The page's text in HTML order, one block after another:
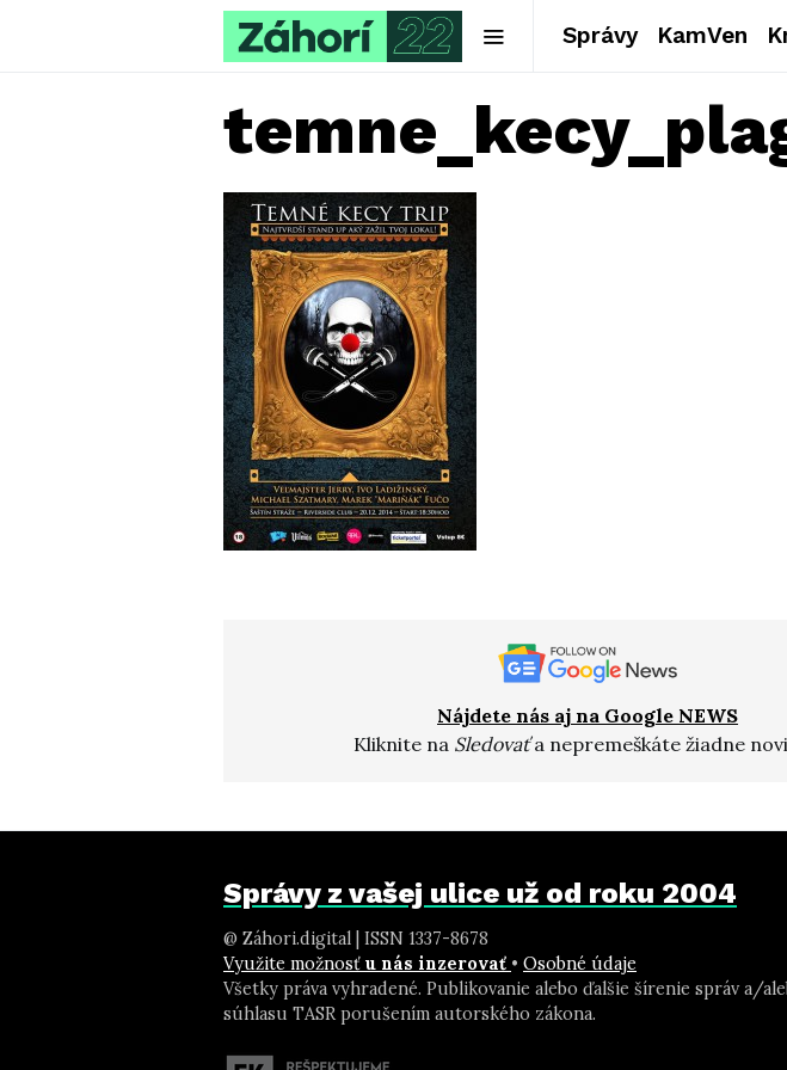
Správy KamVen
Nájdete nás aj na Google NEWS
Kliknite na Sledovaťa nepremeškáte žiadne
Správy z vašej ulice už od roku 2004
@ Záhori.digital | ISSN 1337-8678
Využite možnosť u nás inzerovať • Osobné údaje
Všetky práva vyhradené. Publikovanie alebo ďalšie šírenie správ a/
súhlasu TASR porušením autorského zákona.